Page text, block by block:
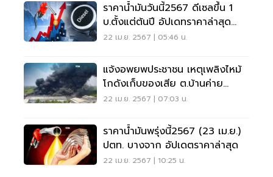
ราคาน้ำมันวันนี้2567 ดีเซลขึ้น 1
บ.ตั้งแต่ต้นปี อัปเดทราคาล่าสุด
ปตท. บางจาก
22 เม.ย. 2567 | 05:46 น.
แจ้งอพยพประชาชน เหตุเพลิงไหม้
โกดังเก็บของเสีย ต.บ้านค่าย
ระยอง
22 เม.ย. 2567 | 07:03 น.
ราคาน้ำมันพรุ่งนี้2567 (23 เม.ย.)
ปตท. บางจาก อัปเดตราคาล่าสุด
22 เม.ย. 2567 | 10:25 น.